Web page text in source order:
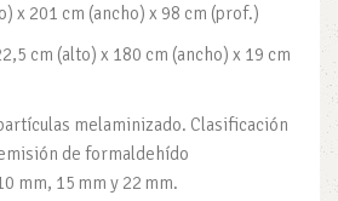
x 201 cm (ancho) x 98 cm (prof.)
cm (alto) x 180 cm (ancho) x 19 cm
melaminizado. Clasificación
de formaldehído
mm, 15 mm y 22 mm.